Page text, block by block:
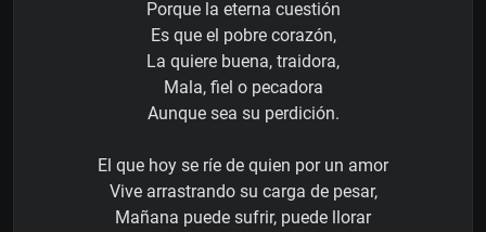
Porque la eterna cuestión
Es que el pobre corazón,
La quiere buena, traidora,
Mala, fiel o pecadora
Aunque sea su perdición.
El que hoy se ríe de quien por un amor
Vive arrastrando su carga de pesar,
Mañana puede sufrir, puede llorar